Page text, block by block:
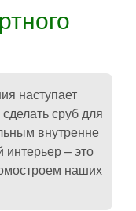
наступает
сруб для
внутренне
– это
наших